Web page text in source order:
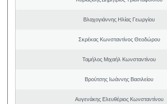
Βλαχογιάννης Ηλίας Γεωργίου
Σκρέκας Κωνσταντίνος Θεοδώρου
Ταμήλος Μιχαήλ Κωνσταντίνου
Βρούτσης Ιωάννης Βασιλείου
Αυγενάκης Ελευθέριος Κωνσταντίνου